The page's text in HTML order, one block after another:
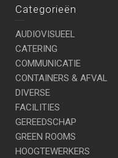
Categorieën
AUDIOVISUEEL
CATERING
COMMUNICATIE
CONTAINERS & AFVAL
DIVERSE
FACILITIES
GEREEDSCHAP
GREEN ROOMS
HOOGTEWERKERS